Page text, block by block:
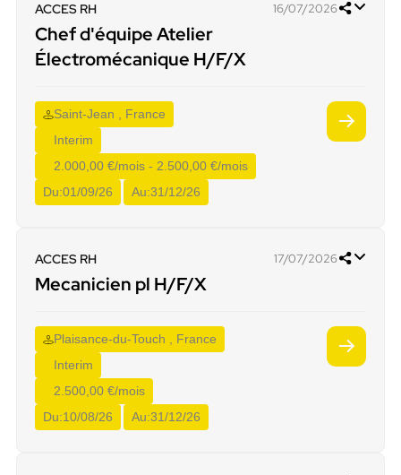
ACCES RH 16/07/2026
Chef d'équipe Atelier
Électromécanique H/F/X
Saint-Jean , France
Interim
2.000,00 €/mois - 2.500,00 €/mois
Du:01/09/26 Au:31/12/26
ACCES RH 17/07/2026
Mecanicien pl H/F/X
Plaisance-du-Touch , France
Interim
2.500,00 €/mois
Du:10/08/26 Au:31/12/26